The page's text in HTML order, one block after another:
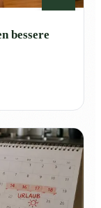
bessere